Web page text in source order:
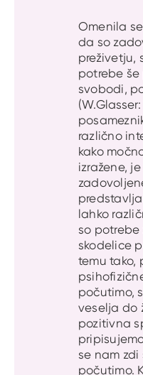
Omenila
da so
preživetju,
potrebe
svobodi,
različno
kako
izražene,
lahko
so potrebe
skodelice
temu tako,
počutimo,
veselja do
pozitivna
se nam
počutimo.